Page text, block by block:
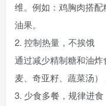
维。例如：鸡胸肉搭
油果。
2. 控制热量，不挨饿
通过减少精制糖和油
麦、奇亚籽、蔬菜汤）
3. 少食多餐，规律进食